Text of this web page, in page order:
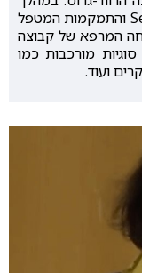
השיח דנו המשתתפים במשמעות ה-Setting והתמקמות המטפל
המרפא של קבוצה
מורכבות כמו
ועוד.